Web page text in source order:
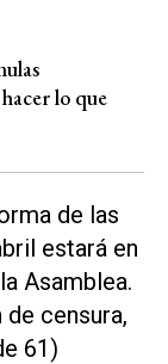
lo que
de las
estará en
Asamblea.
censura,
61)